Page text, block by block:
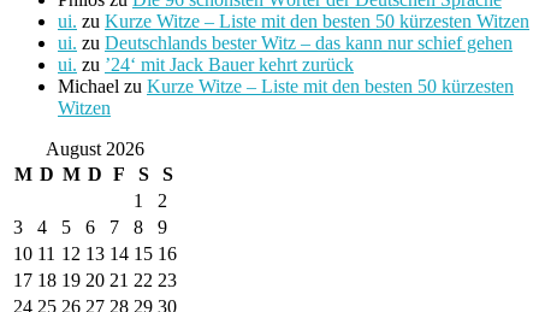
ui. zu Kurze Witze – Liste mit den besten 50 kürzesten Witzen
ui. zu Deutschlands bester Witz – das kann nur schief gehen
ui. zu ’24‘ mit Jack Bauer kehrt zurück
Michael zu Kurze Witze – Liste mit den besten 50 kürzesten
Witzen
August 2026
M D M D F S
S
1
2
3
4 5 6 7 8
9
10 11 12 13 14 15 16
17 18 19 20 21 22 23
24 25 26 27 28 29 30